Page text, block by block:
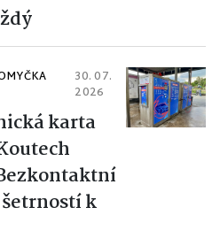
30. 07.
2026
karta
k